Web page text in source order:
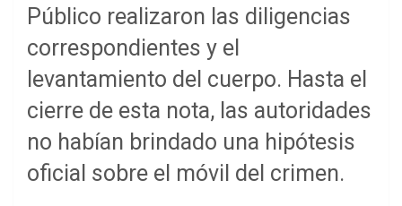
Público realizaron las diligencias
correspondientes y el
levantamiento del cuerpo. Hasta el
cierre de esta nota, las autoridades
no habían brindado una hipótesis
oficial sobre el móvil del crimen.